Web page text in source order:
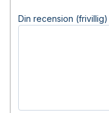
Din recension (frivillig)